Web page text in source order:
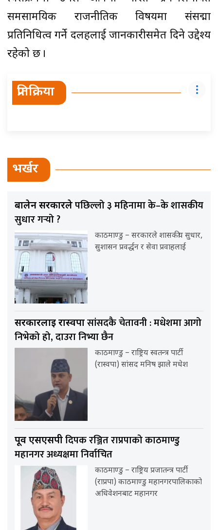
समसामयिक राजनीतिक विषयमा संसद्मा
प्रतिनिधित्व गर्ने दलहरूलाई जानकारीसमेत दिने उद्देश्य
रहेको छ ।
प्रतिक्रिया
भर्खर
बालेन सरकारलेपछिल्लो ३ महिनामा के–के शासकीय
सुधार गर्‍यो ?
काठमाण्डु – सरकारले शासकीय सुधार,
सुशासन प्रवर्द्धन र सेवा प्रवाहलाई
सरकारलाई रास्वपासांसदकै चेतावनी : मधेशमा आगो
निभेको हो, दाउरा निभ्या छैन
काठमाण्डु – राष्ट्रिय स्वतन्त्र पार्टी
(रास्वपा) सांसद मनिष झाले मधेश
पूर्व एसएसपीदिपक रञ्जित राप्रपाको काठमाण्डु
महानगर अध्यक्षमा निर्वाचित
काठमाण्डु – राष्ट्रिय प्रजातन्त्र पार्टी
(राप्रपा) काठमाण्डु महानगरपालिकाको
अधिवेशनबाट महानगर